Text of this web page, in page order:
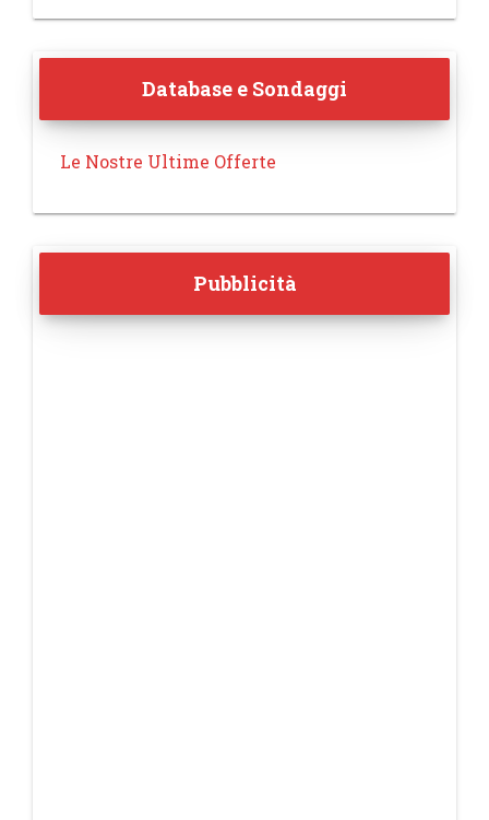
Database e Sondaggi
Le Nostre Ultime Offerte
Pubblicità